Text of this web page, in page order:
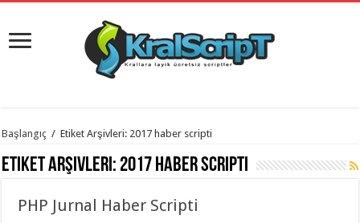
istanbul
evden
eve
organizasyon ,
Başlangıç / Etiket Arşivleri: 2017 haber scripti
Etiket Arşivleri: 2017 haber scripti
PHP Jurnal Haber Scripti